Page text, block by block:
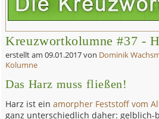
Kreuzwortkolumne #37 -
erstellt am09.01.2017von Dominik
Kolumne
Das Harz muss fließen!
Harz ist einamorpher Feststoff vom
ganz unterschiedlich daher: gelblich-